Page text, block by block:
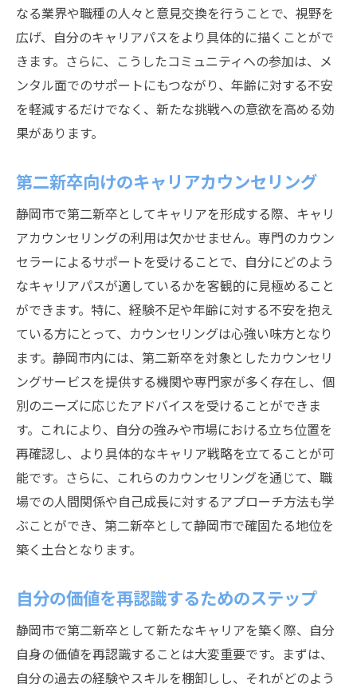
なる業界や職種の人々と意見交換を行うことで、視野を
広げ、自分のキャリアパスをより具体的に描くことがで
きます。さらに、こうしたコミュニティへの参加は、メ
ンタル面でのサポートにもつながり、年齢に対する不安
を軽減するだけでなく、新たな挑戦への意欲を高める効
果があります。
第二新卒向けのキャリアカウンセリング
静岡市で第二新卒としてキャリアを形成する際、キャリ
アカウンセリングの利用は欠かせません。専門のカウン
セラーによるサポートを受けることで、自分にどのよう
なキャリアパスが適しているかを客観的に見極めること
ができます。特に、経験不足や年齢に対する不安を抱え
ている方にとって、カウンセリングは心強い味方となり
ます。静岡市内には、第二新卒を対象としたカウンセリ
ングサービスを提供する機関や専門家が多く存在し、個
別のニーズに応じたアドバイスを受けることができま
す。これにより、自分の強みや市場における立ち位置を
再確認し、より具体的なキャリア戦略を立てることが可
能です。さらに、これらのカウンセリングを通じて、職
場での人間関係や自己成長に対するアプローチ方法も学
ぶことができ、第二新卒として静岡市で確固たる地位を
築く土台となります。
自分の価値を再認識するためのステップ
静岡市で第二新卒として新たなキャリアを築く際、自分
自身の価値を再認識することは大変重要です。まずは、
自分の過去の経験やスキルを棚卸しし、それがどのよう